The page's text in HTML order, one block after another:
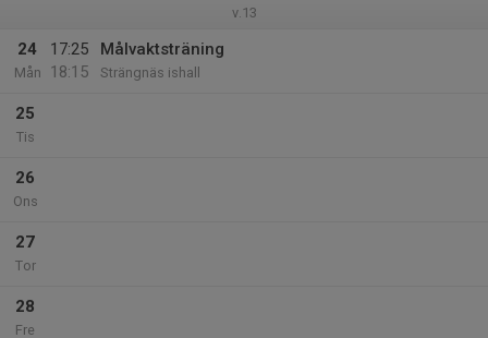
v.13
24
Mån
17:25
18:15
Målvaktsträning
Strängnäs ishall
25
Tis
26
Ons
27
Tor
28
Fre